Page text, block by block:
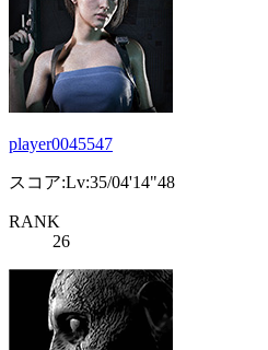
player0045547
スコア:Lv:35/04'14"48
RANK
26